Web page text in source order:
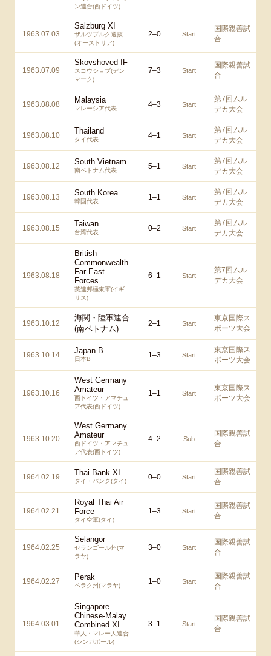
ン連合(西ドイツ)
1963.07.03
Salzburg XI
ザルツブルク選抜
(オーストリア)
2–0 Start
国際親善試
合
1963.07.09
Skovshoved IF
スコウショブ(デン
マーク)
7–3 Start
国際親善試
合
1963.08.08 Malaysia
マレーシア代表 4–3 Start
第7回ムル
デカ大会
1963.08.10 Thailand
タイ代表 4–1 Start
第7回ムル
デカ大会
1963.08.12 South Vietnam
南ベトナム代表 5–1 Start
第7回ムル
デカ大会
1963.08.13 South Korea
韓国代表 1–1 Start
第7回ムル
デカ大会
1963.08.15 Taiwan
台湾代表 0–2 Start
第7回ムル
デカ大会
1963.08.18
British
Commonwealth
Far East
Forces
英連邦極東軍(イギ
リス)
6–1 Start
第7回ムル
デカ大会
1963.10.12
海関・陸軍連合
(南ベトナム)
2–1 Start
東京国際ス
ポーツ大会
1963.10.14 Japan B
日本B 1–3 Start
東京国際ス
ポーツ大会
1963.10.16
West Germany
Amateur
西ドイツ・アマチュ
ア代表(西ドイツ)
1–1 Start
東京国際ス
ポーツ大会
1963.10.20
West Germany
Amateur
西ドイツ・アマチュ
ア代表(西ドイツ)
4–2 Sub
国際親善試
合
1964.02.19 Thai Bank XI
タイ・バンク(タイ) 0–0 Start
国際親善試
合
1964.02.21
Royal Thai Air
Force
タイ空軍(タイ)
1–3 Start
国際親善試
合
1964.02.25
Selangor
セランゴール州(マ
ラヤ)
3–0 Start
国際親善試
合
1964.02.27 Perak
ペラク州(マラヤ) 1–0 Start
国際親善試
合
1964.03.01
Singapore
Chinese-Malay
Combined XI
華人・マレー人連合
(シンガポール)
3–1 Start
国際親善試
合